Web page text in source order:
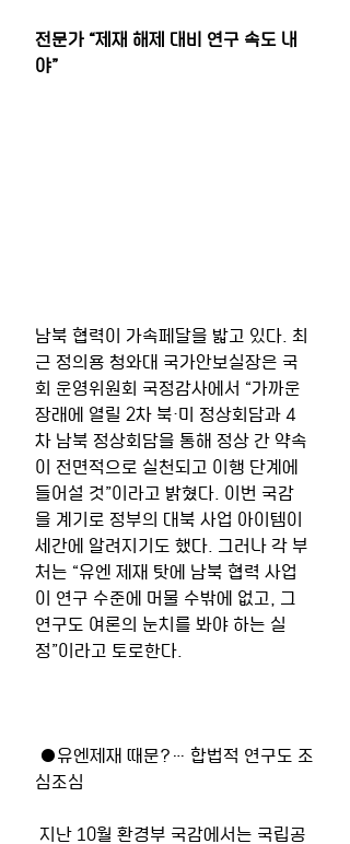
전문가 “제재 해제 대비 연구 속도 내
야”
남북 협력이 가속페달을 밟고 있다. 최
근 정의용 청와대 국가안보실장은 국
회 운영위원회 국정감사에서 “가까운
장래에 열릴 2차 북·미 정상회담과 4
차 남북 정상회담을 통해 정상 간 약속
이 전면적으로 실천되고 이행 단계에
들어설 것”이라고 밝혔다. 이번 국감
을 계기로 정부의 대북 사업 아이템이
세간에 알려지기도 했다. 그러나 각 부
처는 “유엔 제재 탓에 남북 협력 사업
이 연구 수준에 머물 수밖에 없고, 그
연구도 여론의 눈치를 봐야 하는 실
정”이라고 토로한다.
심조심